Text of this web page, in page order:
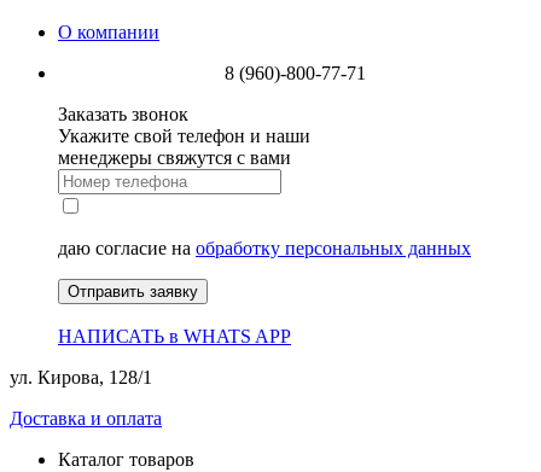
О компании
8 (960)-800-77-71
Заказать звонок
Укажите свой телефон и наши
менеджеры свяжутся с вами
даю согласие на обработку персональных данных
Отправить заявку
НАПИСАТЬ в WHATS APP
ул. Кирова, 128/1
Доставка и оплата
Каталог товаров